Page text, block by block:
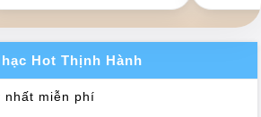
Hot Thịnh Hành